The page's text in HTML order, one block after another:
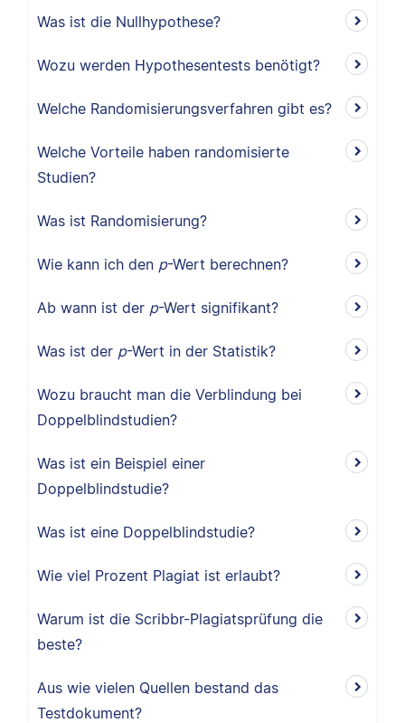
Was ist die Nullhypothese?
Wozu werden Hypothesentests benötigt?
Welche Randomisierungsverfahren gibt es?
Welche Vorteile haben randomisierte
Studien?
Was ist Randomisierung?
Wie kann ich den p-Wert berechnen?
Ab wann ist der p-Wert signifikant?
Was ist der p-Wert in der Statistik?
Wozu braucht man die Verblindung bei
Doppelblindstudien?
Was ist ein Beispiel einer
Doppelblindstudie?
Was ist eine Doppelblindstudie?
Wie viel Prozent Plagiat ist erlaubt?
Warum ist die Scribbr-Plagiatsprüfung die
beste?
Aus wie vielen Quellen bestand das
Testdokument?